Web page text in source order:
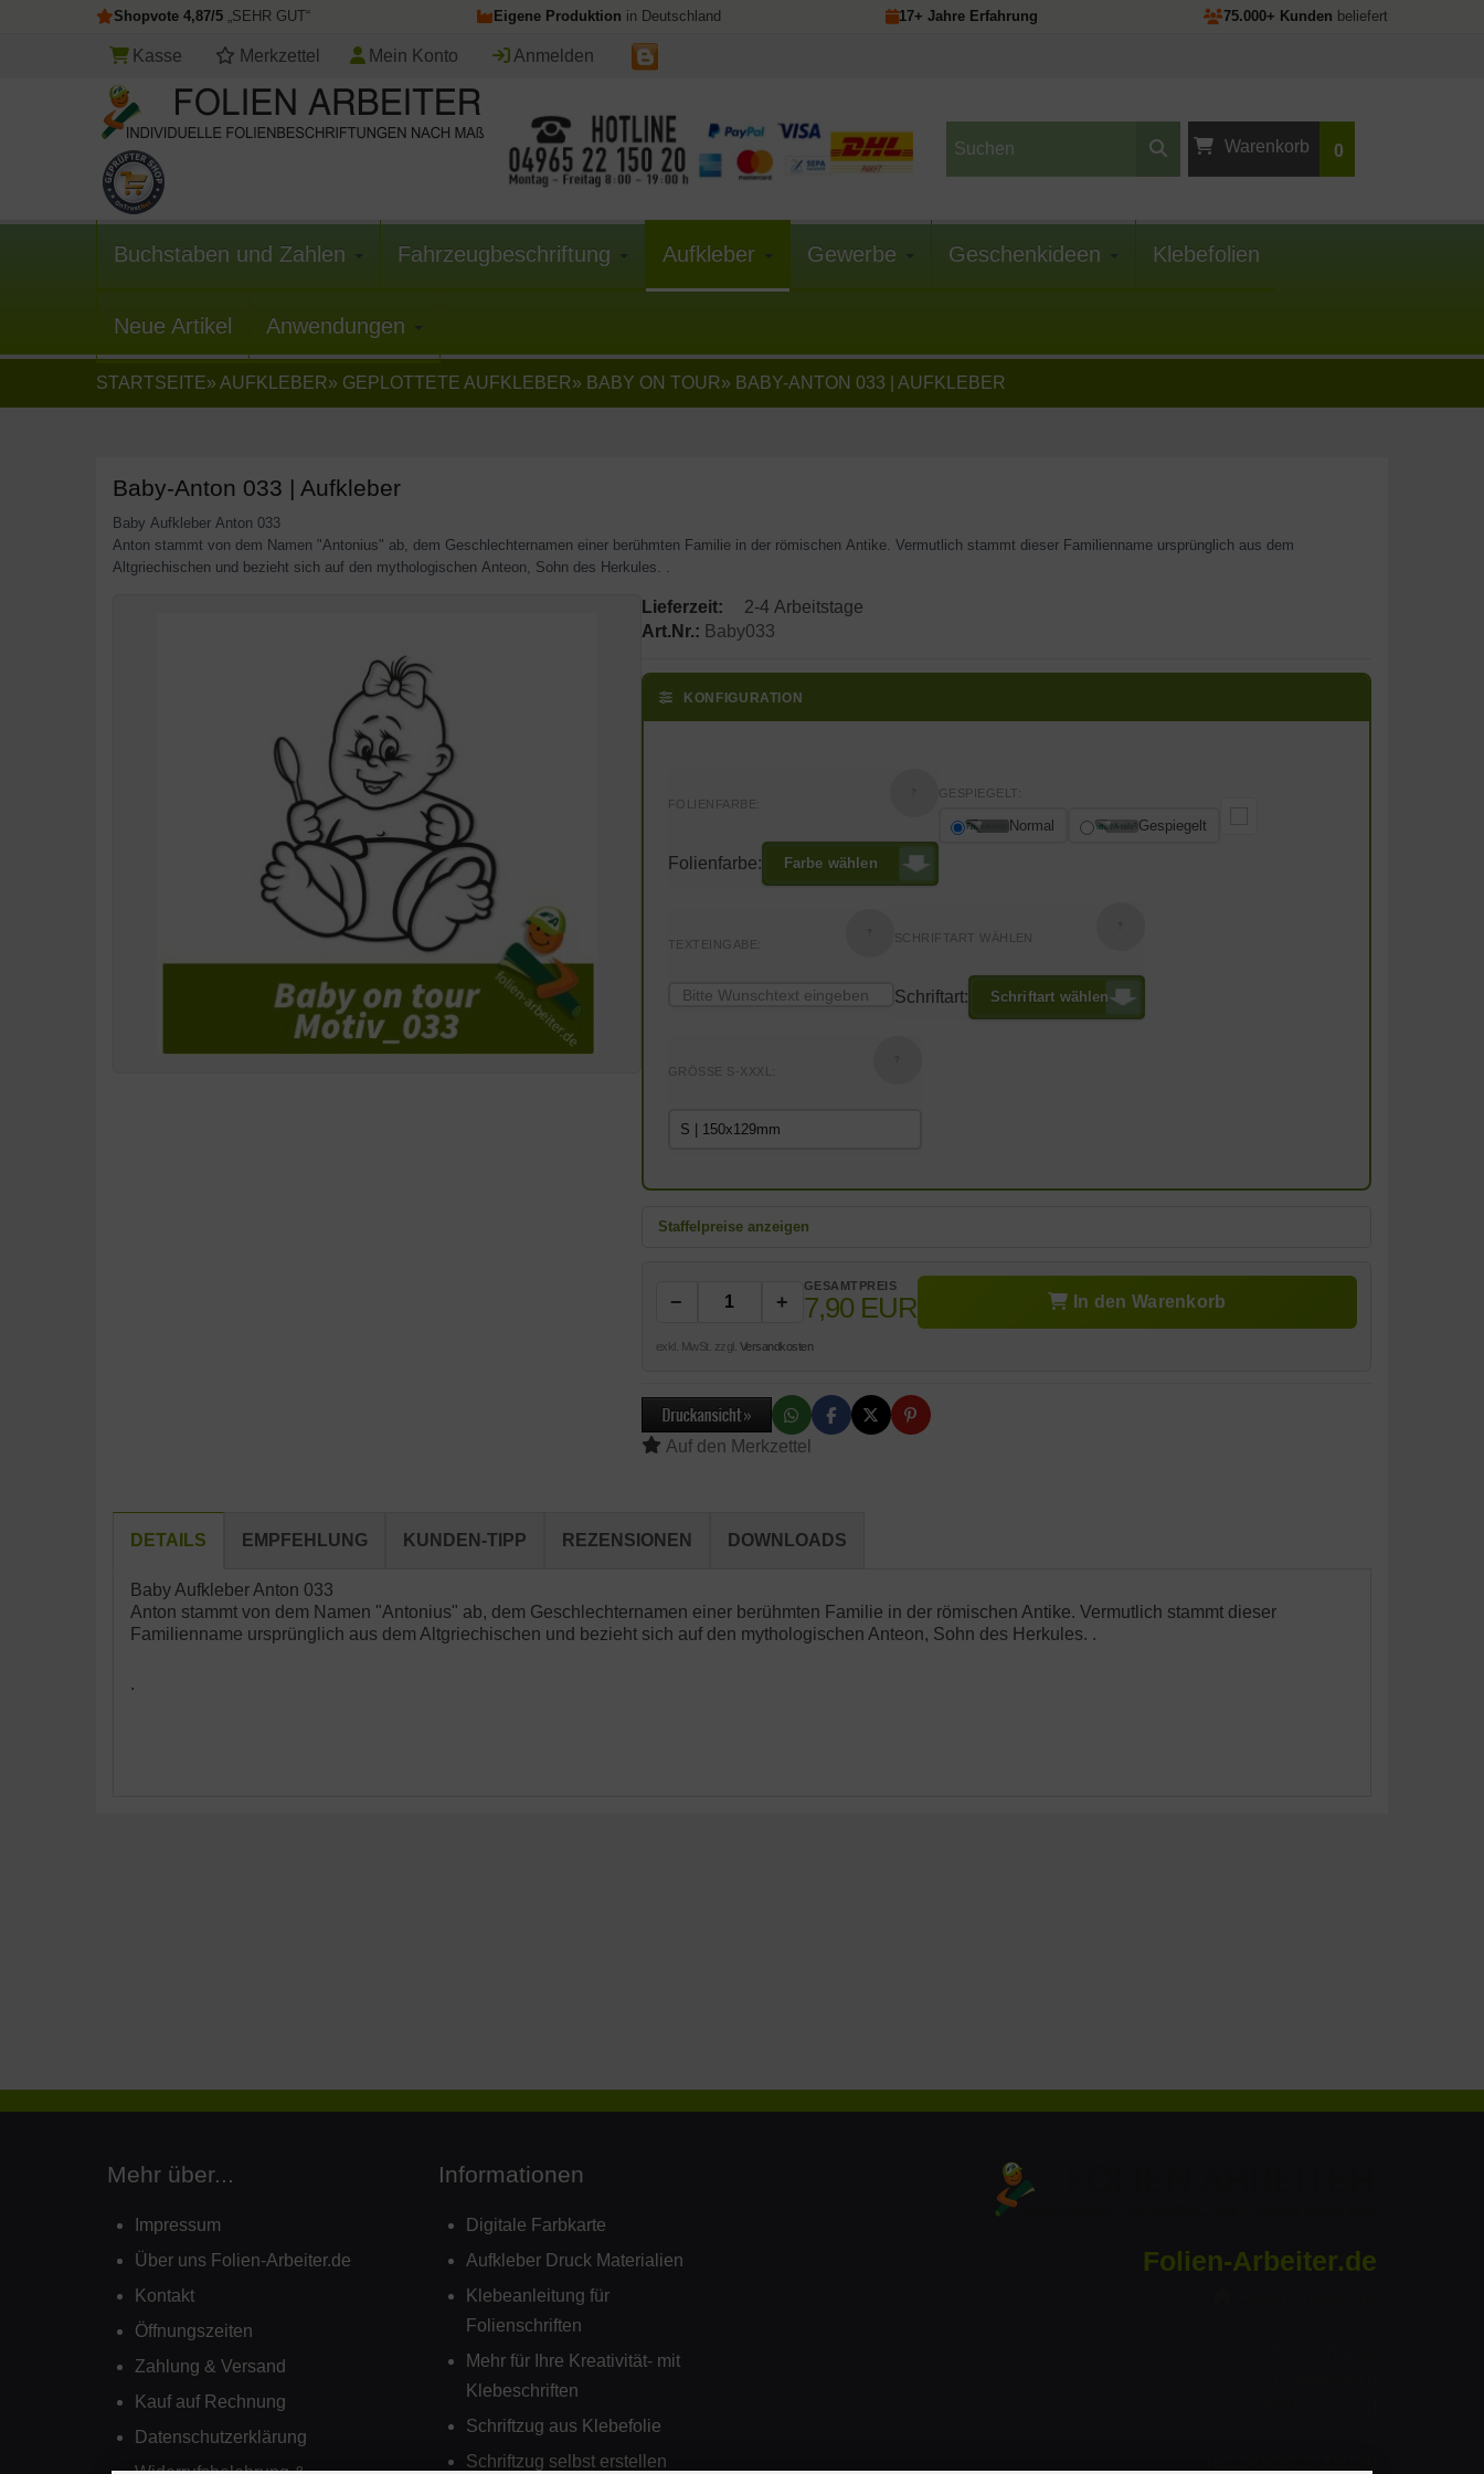
Shopvote 4,87/5 „SEHR GUT“ Eigene Produktion in Deutschland 17+ Jahre Erfahrung 75.000+ Kunden beliefert
Kasse Merkzettel Mein Konto Anmelden
Warenkorb 0
leer.
Buchstaben und Zahlen Fahrzeugbeschriftung Aufkleber Gewerbe Geschenkideen Klebefolien
Neue Artikel Anwendungen
STARTSEITE» AUFKLEBER» GEPLOTTETE AUFKLEBER» BABY ON TOUR» BABY-ANTON 033 | AUFKLEBER
Baby-Anton 033 | Aufkleber
Baby Aufkleber Anton 033
Anton stammt von dem Namen "Antonius" ab, dem Geschlechternamen einer berühmten Familie in der römischen Antike. Vermutlich stammt dieser Familienname ursprünglich aus dem
Altgriechischen und bezieht sich auf den mythologischen Anteon, Sohn des Herkules. .
Lieferzeit:
2-4 Arbeitstage
Art.Nr.: Baby033
KONFIGURATION
FOLIENFARBE:
Folienfarbe: Farbe wählen
GESPIEGELT:
Normal Gespiegelt
TEXTEINGABE: SCHRIFTART WÄHLEN
Schriftart: Schriftart wählen
GRÖSSE S-XXXL:
Staffelpreise anzeigen
− +
GESAMTPREIS
7,90 EUR In den Warenkorb
exkl. MwSt. zzgl. Versandkosten
DETAILS EMPFEHLUNG KUNDEN-TIPP REZENSIONEN DOWNLOADS
Baby Aufkleber Anton 033
Anton stammt von dem Namen "Antonius" ab, dem Geschlechternamen einer berühmten Familie in der römischen Antike. Vermutlich stammt dieser
Familienname ursprünglich aus dem Altgriechischen und bezieht sich auf den mythologischen Anteon, Sohn des Herkules. .
.
Mehr über...
Impressum
Über uns Folien-Arbeiter.de
Kontakt
Öffnungszeiten
Zahlung & Versand
Kauf auf Rechnung
Datenschutzerklärung
Informationen
Digitale Farbkarte
Aufkleber Druck Materialien
Klebeanleitung für
Folienschriften
Mehr für Ihre Kreativität- mit
Klebeschriften
Schriftzug aus Klebefolie
Schriftzug selbst erstellen
Folien-Arbeiter.de